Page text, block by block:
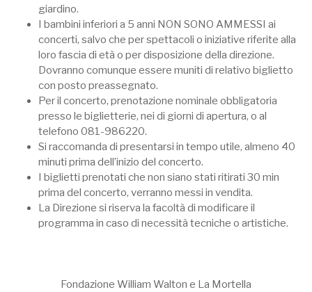
giardino.
I bambini inferiori a 5 anni NON SONO AMMESSI ai
concerti, salvo che per spettacoli o iniziative riferite alla
loro fascia di età o per disposizione della direzione.
Dovranno comunque essere muniti di relativo biglietto
con posto preassegnato.
Per il concerto, prenotazione nominale obbligatoria
presso le biglietterie, nei di giorni di apertura, o al
telefono 081-986220.
Si raccomanda di presentarsi in tempo utile, almeno 40
minuti prima dell’inizio del concerto.
I biglietti prenotati che non siano stati ritirati 30 min
prima del concerto, verranno messi in vendita.
La Direzione si riserva la facoltà di modificare il
programma in caso di necessità tecniche o artistiche.
Fondazione William Walton e La Mortella